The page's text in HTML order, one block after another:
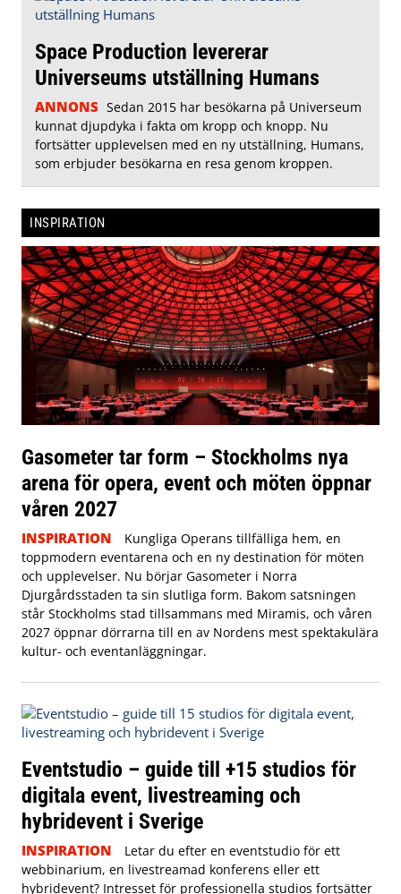
Space Production levererar
Universeums utställning Humans
ANNONS Sedan 2015 har besökarna på Universeum
kunnat djupdyka i fakta om kropp och knopp. Nu
fortsätter upplevelsen med en ny utställning, Humans,
som erbjuder besökarna en resa genom kroppen.
INSPIRATION
Gasometer tar form – Stockholms nya
arena för opera, event och möten öppnar
våren 2027
INSPIRATION
Kungliga Operans tillfälliga hem, en
toppmodern eventarena och en ny destination för möten
och upplevelser. Nu börjar Gasometer i Norra
Djurgårdsstaden ta sin slutliga form. Bakom satsningen
står Stockholms stad tillsammans med Miramis, och våren
2027 öppnar dörrarna till en av Nordens mest spektakulära
kultur- och eventanläggningar.
Eventstudio – guide till +15 studios för
digitala event, livestreaming och
hybridevent i Sverige
INSPIRATION
Letar du efter en eventstudio för ett
webbinarium, en livestreamad konferens eller ett
hybridevent? Intresset för professionella studios fortsätter